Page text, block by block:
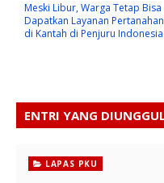
Meski Libur, Warga Tetap Bisa
Dapatkan Layanan Pertanahan
di Kantah di Penjuru Indonesia
ENTRI YANG
LAPAS PKU